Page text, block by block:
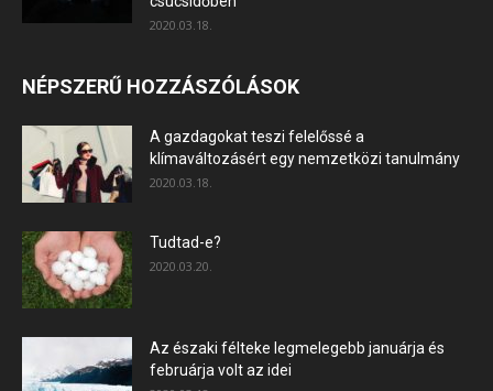
2020.03.18.
NÉPSZERŰ HOZZÁSZÓLÁSOK
A gazdagokat teszi felelőssé a
klímaváltozásért egy nemzetközi tanulmány
2020.03.18.
Tudtad-e?
2020.03.20.
Az északi félteke legmelegebb januárja és
februárja volt az idei